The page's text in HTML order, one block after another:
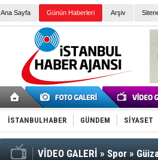
Ana Sayfa Günün Haberleri Arşiv
İSTANBULHABER GÜNDEM SİYASET
VİDEO GALERİ » Spor »